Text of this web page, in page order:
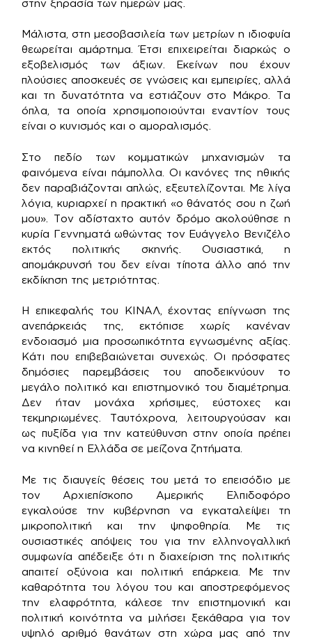
στην ξηρασία των ημερών μας.
Μάλιστα, στη μεσοβασιλεία των μετρίων η ιδιοφυία
θεωρείται αμάρτημα. Έτσι επιχειρείται διαρκώς ο
εξοβελισμός των άξιων. Eκείνων που έχουν
πλούσιες αποσκευές σε γνώσεις και εμπειρίες, αλλά
και τη δυνατότητα να εστιάζουν στο Μάκρο. Τα
όπλα, τα οποία χρησιμοποιούνται εναντίον τους
είναι ο κυνισμός και ο αμοραλισμός.
Στο πεδίο των κομματικών μηχανισμών τα
φαινόμενα είναι πάμπολλα. Οι κανόνες της ηθικής
δεν παραβιάζονται απλώς, εξευτελίζονται. Με λίγα
λόγια, κυριαρχεί η πρακτική «ο θάνατός σου η ζωή
μου». Τον αδίσταχτο αυτόν δρόμο ακολούθησε η
κυρία Γεννηματά ωθώντας τον Ευάγγελο Βενιζέλο
εκτός πολιτικής σκηνής. Ουσιαστικά, η
απομάκρυνσή του δεν είναι τίποτα άλλο από την
εκδίκηση της μετριότητας.
Η επικεφαλής του ΚΙΝΑΛ, έχοντας επίγνωση της
ανεπάρκειάς της, εκτόπισε χωρίς κανέναν
ενδοιασμό μια προσωπικότητα εγνωσμένης αξίας.
Κάτι που επιβεβαιώνεται συνεχώς. Οι πρόσφατες
δημόσιες παρεμβάσεις του αποδεικνύουν το
μεγάλο πολιτικό και επιστημονικό του διαμέτρημα.
Δεν ήταν μονάχα χρήσιμες, εύστοχες και
τεκμηριωμένες. Ταυτόχρονα, λειτουργούσαν και
ως πυξίδα για την κατεύθυνση στην οποία πρέπει
να κινηθεί η Ελλάδα σε μείζονα ζητήματα.
Με τις διαυγείς θέσεις του μετά το επεισόδιο με
τον Αρχιεπίσκοπο Αμερικής Ελπιδοφόρο
εγκαλούσε την κυβέρνηση να εγκαταλείψει τη
μικροπολιτική και την ψηφοθηρία. Με τις
ουσιαστικές απόψεις του για την ελληνογαλλική
συμφωνία απέδειξε ότι η διαχείριση της πολιτικής
απαιτεί οξύνοια και πολιτική επάρκεια. Με την
καθαρότητα του λόγου του και αποστρεφόμενος
την ελαφρότητα, κάλεσε την επιστημονική και
πολιτική κοινότητα να μιλήσει ξεκάθαρα για τον
υψηλό αριθμό θανάτων στη χώρα μας από την